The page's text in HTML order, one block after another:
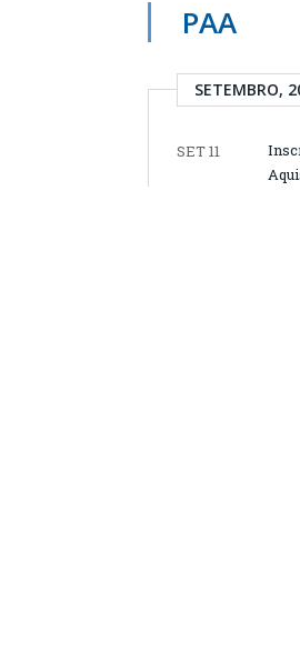
PAA
SETEMBRO,
SET 11